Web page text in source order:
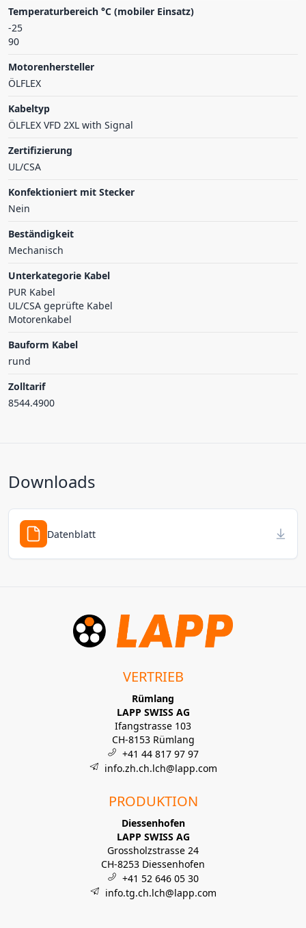
Temperaturbereich °C (mobiler Einsatz)
-25
90
Motorenhersteller
ÖLFLEX
Kabeltyp
ÖLFLEX VFD 2XL with Signal
Zertifizierung
UL/CSA
Konfektioniert mit Stecker
Nein
Beständigkeit
Mechanisch
Unterkategorie Kabel
PUR Kabel
UL/CSA geprüfte Kabel
Motorenkabel
Bauform Kabel
rund
Zolltarif
8544.4900
Downloads
Datenblatt
VERTRIEB
Rümlang
LAPP SWISS AG
Ifangstrasse 103
CH-8153 Rümlang
+41 44 817 97 97
info.zh.ch.lch@lapp.com
PRODUKTION
Diessenhofen
LAPP SWISS AG
Grossholzstrasse 24
CH-8253 Diessenhofen
+41 52 646 05 30
info.tg.ch.lch@lapp.com